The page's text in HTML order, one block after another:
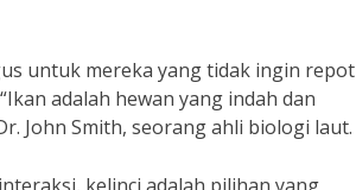
untuk mereka yang tidak ingin repot
adalah hewan yang indah dan
John Smith, seorang ahli biologi laut.